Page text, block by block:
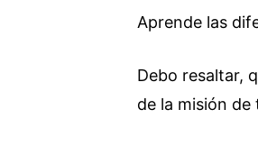
Aprende las
Debo resaltar,
de la misión